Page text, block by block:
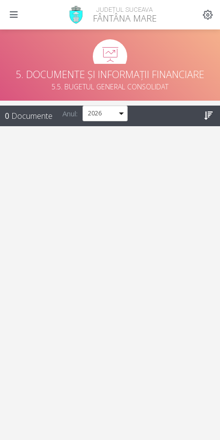
JUDEȚUL SUCEAVA
FÂNTÂNA MARE
5. DOCUMENTE ȘI INFORMAȚII FINANCIARE
5.5. BUGETUL GENERAL CONSOLIDAT
0 Documente Anul: